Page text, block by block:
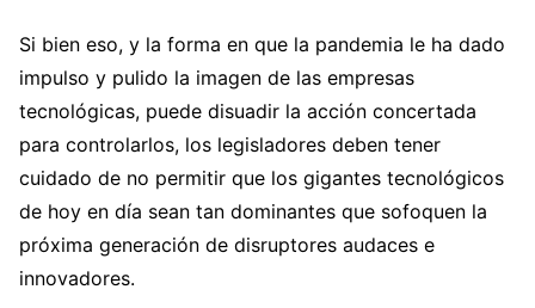
Si bien eso, y la forma en que la pandemia le ha dado
impulso y pulido la imagen de las empresas
tecnológicas, puede disuadir la acción concertada
para controlarlos, los legisladores deben tener
cuidado de no permitir que los gigantes tecnológicos
de hoy en día sean tan dominantes que sofoquen la
próxima generación de disruptores audaces e
innovadores.